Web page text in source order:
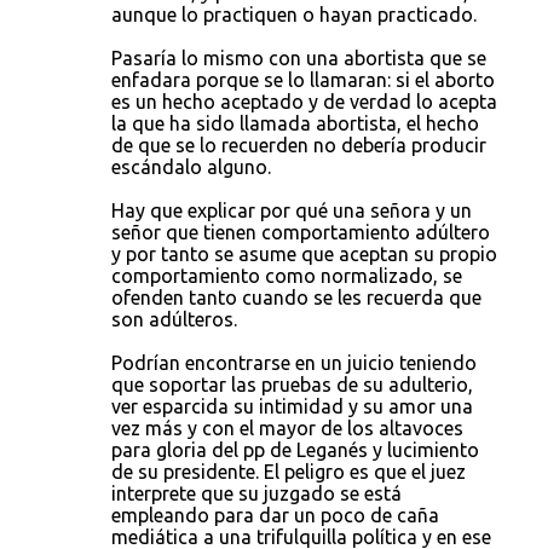
aunque lo practiquen o hayan practicado.
Pasaría lo mismo con una abortista que se
enfadara porque se lo llamaran: si el aborto
es un hecho aceptado y de verdad lo acepta
la que ha sido llamada abortista, el hecho
de que se lo recuerden no debería producir
escándalo alguno.
Hay que explicar por qué una señora y un
señor que tienen comportamiento adúltero
y por tanto se asume que aceptan su propio
comportamiento como normalizado, se
ofenden tanto cuando se les recuerda que
son adúlteros.
Podrían encontrarse en un juicio teniendo
que soportar las pruebas de su adulterio,
ver esparcida su intimidad y su amor una
vez más y con el mayor de los altavoces
para gloria del pp de Leganés y lucimiento
de su presidente. El peligro es que el juez
interprete que su juzgado se está
empleando para dar un poco de caña
mediática a una trifulquilla política y en ese